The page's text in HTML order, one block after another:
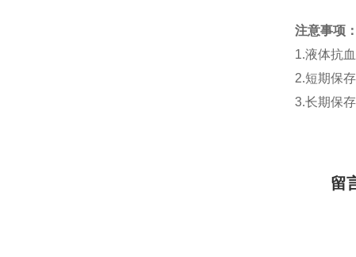
注意事项
1.液体抗
2.短期保
3.长期保
留